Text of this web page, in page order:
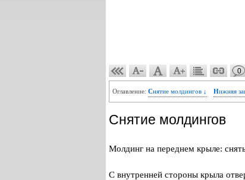
0
Оглавление: Снятие молдингов ↓ Нижняя
Снятие молдингов
Молдинг на переднем крыле:
С внутренней стороны крыла